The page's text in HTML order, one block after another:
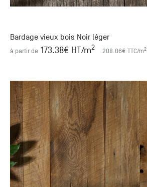
Bardage vieux bois Noir léger
à partir de 173.38€ HT/m2 208.06€ TTC/m2